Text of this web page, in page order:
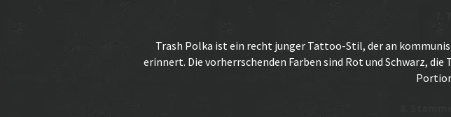
Trash Polka ist ein recht junger Tattoo-Stil, der an
erinnert. Die vorherrschenden Farben sind Rot und Schwarz,